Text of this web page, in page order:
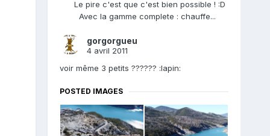
Le pire c'est que c'est bien possible ! :D
Avec la gamme complete : chauffe...
gorgorgueu
4 avril 2011
voir même 3 petits ?????? :lapin:
POSTED IMAGES